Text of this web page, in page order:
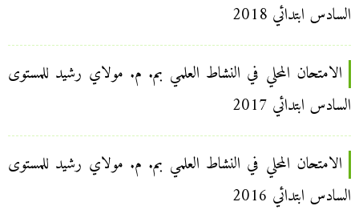
السادس ابتدائي 2018
الامتحان المحلي في النشاط العلمي بم. م. مولاي رشيد للمستوى
السادس ابتدائي 2017
الامتحان المحلي في النشاط العلمي بم. م. مولاي رشيد للمستوى
السادس ابتدائي 2016